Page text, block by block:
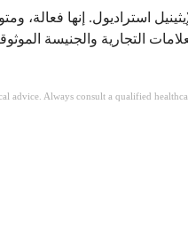
التجارية والجنيسة
advice. Always consult a qualified